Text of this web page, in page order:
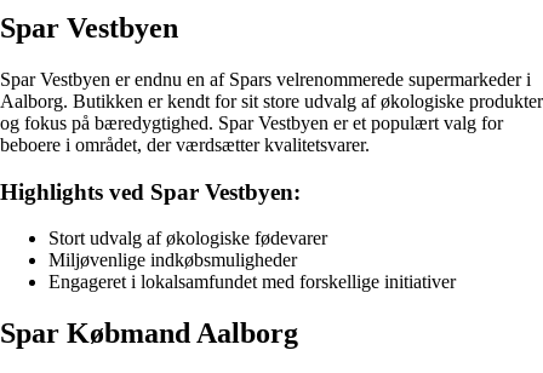
Spar Vestbyen
Spar Vestbyen er endnu en af Spars velrenommerede supermarkeder i
Aalborg. Butikken er kendt for sit store udvalg af økologiske produkter
og fokus på bæredygtighed. Spar Vestbyen er et populært valg for
beboere i området, der værdsætter kvalitetsvarer.
Highlights ved Spar Vestbyen:
Stort udvalg af økologiske fødevarer
Miljøvenlige indkøbsmuligheder
Engageret i lokalsamfundet med forskellige initiativer
Spar Købmand Aalborg